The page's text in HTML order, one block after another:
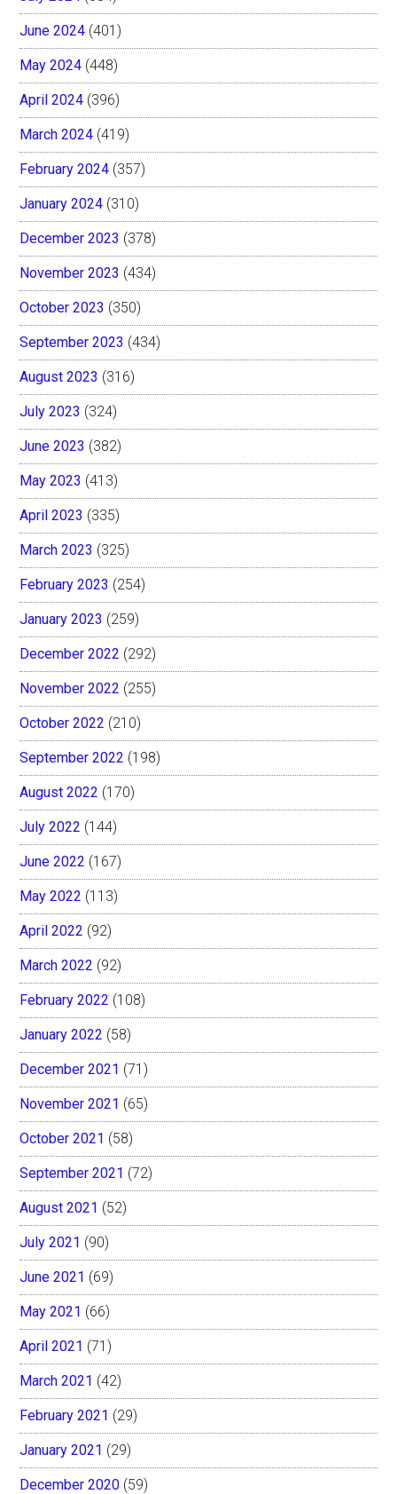
June 2024 (401)
May 2024 (448)
April 2024 (396)
March 2024 (419)
February 2024 (357)
January 2024 (310)
December 2023 (378)
November 2023 (434)
October 2023 (350)
September 2023 (434)
August 2023 (316)
July 2023 (324)
June 2023 (382)
May 2023 (413)
April 2023 (335)
March 2023 (325)
February 2023 (254)
January 2023 (259)
December 2022 (292)
November 2022 (255)
October 2022 (210)
September 2022 (198)
August 2022 (170)
July 2022 (144)
June 2022 (167)
May 2022 (113)
April 2022 (92)
March 2022 (92)
February 2022 (108)
January 2022 (58)
December 2021 (71)
November 2021 (65)
October 2021 (58)
September 2021 (72)
August 2021 (52)
July 2021 (90)
June 2021 (69)
May 2021 (66)
April 2021 (71)
March 2021 (42)
February 2021 (29)
January 2021 (29)
December 2020 (59)